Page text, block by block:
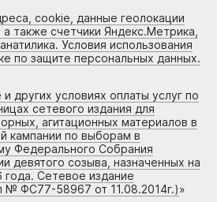
cookie, данные геолокации
также счетчики Яндекс.Метрика,
Условия использования
по защите персональных данных.
других условиях оплаты услуг по
сетевого издания для
агитационных материалов в
кампании по выборам в
Федерального Собрания
девятого созыва, назначенных на
года. Сетевое издание
№ ФС77-58967 от 11.08.2014г.)»